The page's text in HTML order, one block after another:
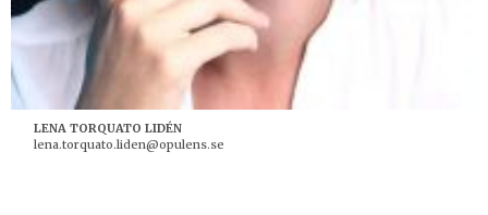
LENA TORQUATO LIDÉN
lena.torquato.liden@opulens.se